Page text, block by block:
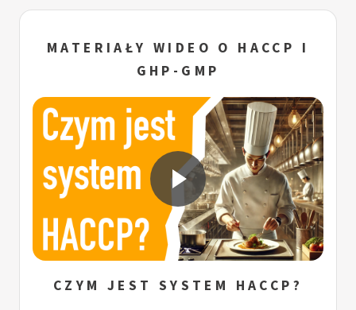
MATERIAŁY WIDEO O HACCP I
GHP-GMP
CZYM JEST SYSTEM HACCP?